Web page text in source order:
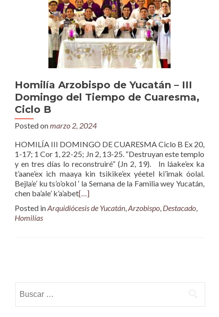
Homilía Arzobispo de Yucatán – III
Domingo del Tiempo de Cuaresma,
Ciclo B
Posted onmarzo 2, 2024
HOMILÍA III DOMINGO DE CUARESMA Ciclo B Ex 20,
1-17; 1 Cor 1, 22-25; Jn 2, 13-25. “Destruyan este templo
y en tres días lo reconstruiré” (Jn 2, 19). In láake’ex ka
t’aane’ex ich maaya kin tsikike’ex yéetel ki’imak óolal.
Bejla’e’ ku ts’o’okol ‘ la Semana de la Familia wey Yucatán,
chen ba’ale’ k’a’abet[…]
Posted inArquidiócesis de Yucatán,Arzobispo, Destacado,
Homilías
navigation